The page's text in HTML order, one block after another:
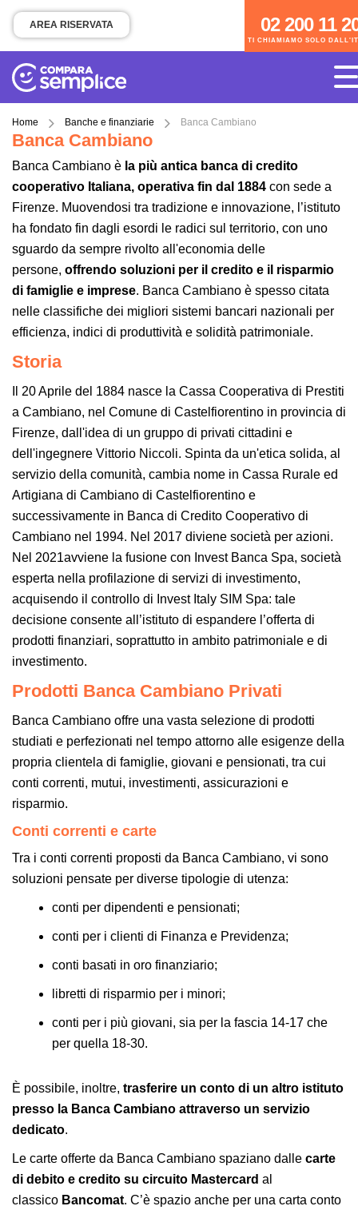
TI CHIAMIAMO SOLO
02 200 11
AREA RISERVATA
Home Banche e finanziarie Banca Cambiano
Banca Cambiano
Banca Cambiano è la più antica banca di credito
cooperativo Italiana, operativa fin dal 1884 con sede a
Firenze. Muovendosi tra tradizione e innovazione, l’istituto
ha fondato fin dagli esordi le radici sul territorio, con uno
sguardo da sempre rivolto all'economia delle
persone, offrendo soluzioni per il credito e il risparmio
di famiglie e imprese. Banca Cambiano è spesso citata
nelle classifiche dei migliori sistemi bancari nazionali per
efficienza, indici di produttività e solidità patrimoniale.
Storia
Il 20 Aprile del 1884 nasce la Cassa Cooperativa di Prestiti
a Cambiano, nel Comune di Castelfiorentino in provincia di
Firenze, dall'idea di un gruppo di privati cittadini e
dell'ingegnere Vittorio Niccoli. Spinta da un'etica solida, al
servizio della comunità, cambia nome in Cassa Rurale ed
Artigiana di Cambiano di Castelfiorentino e
successivamente in Banca di Credito Cooperativo di
Cambiano nel 1994. Nel 2017 diviene società per azioni.
Nel 2021avviene la fusione con Invest Banca Spa, società
esperta nella profilazione di servizi di investimento,
acquisendo il controllo di Invest Italy SIM Spa: tale
decisione consente all’istituto di espandere l’offerta di
prodotti finanziari, soprattutto in ambito patrimoniale e di
investimento.
Prodotti Banca Cambiano Privati
Banca Cambiano offre una vasta selezione di prodotti
studiati e perfezionati nel tempo attorno alle esigenze della
propria clientela di famiglie, giovani e pensionati, tra cui
conti correnti, mutui, investimenti, assicurazioni e
risparmio.
Conti correnti e carte
Tra i conti correnti proposti da Banca Cambiano, vi sono
soluzioni pensate per diverse tipologie di utenza:
conti per dipendenti e pensionati;
conti per i clienti di Finanza e Previdenza;
conti basati in oro finanziario;
libretti di risparmio per i minori;
conti per i più giovani, sia per la fascia 14-17 che
per quella 18-30.
È possibile, inoltre, trasferire un conto di un altro istituto
presso la Banca Cambiano attraverso un servizio
dedicato.
Le carte offerte da Banca Cambiano spaziano dalle carte
di debito e credito su circuito Mastercard al
classico Bancomat. C’è spazio anche per una carta conto
02 200 11 200